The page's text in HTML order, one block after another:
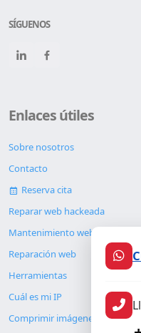
SÍGUENOS
Enlaces útiles
Sobre nosotros
Contacto
Reserva cita
Reparar web hackeada
Mantenimiento web
Reparación web
Herramientas
Cuál es mi IP
Comprimir imágenes